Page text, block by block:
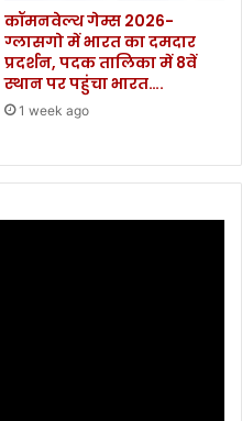
कॉमनवेल्थ गेम्स 2026-
ग्लासगो में भारत का दमदार
प्रदर्शन, पदक तालिका में 8वें
स्थान पर पहुंचा भारत….
1 week ago